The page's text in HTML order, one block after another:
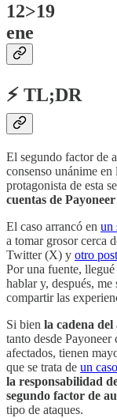
12>19
ene
⚡ TL;DR
El segundo factor de
consenso unánime
protagonista de esta
cuentas de Payoneer
El caso arrancó en un
a tomar grosor cerca
Twitter (X) y otro
Por una fuente,
hablar y, después, me
compartir las
Si bien la cadena del
tanto desde
afectados, tienen
que se trata de un
la responsabilidad
segundo factor de
tipo de ataques.